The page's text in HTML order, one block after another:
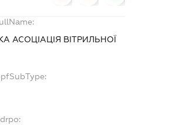
АСОЦІАЦІЯ ВІТРИЛЬНОЇ